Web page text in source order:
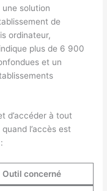
solution
de
ordinateur,
plus de 6 900
et un
d’accéder à tout
l’accès est
Outil concerné